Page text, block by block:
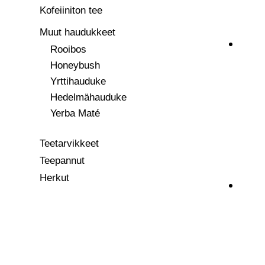
Kofeiiniton tee
Muut haudukkeet
Rooibos
Honeybush
Yrttihauduke
Hedelmähauduke
Yerba Maté
Teetarvikkeet
Teepannut
Herkut